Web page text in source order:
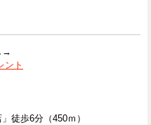
→
ント
徒歩6分（450ｍ）